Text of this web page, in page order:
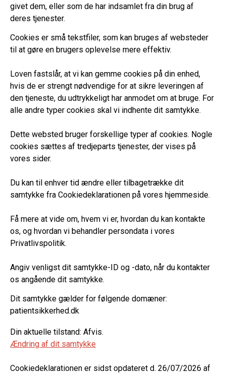
givet dem, eller som de har indsamlet fra din brug af
deres tjenester.
Cookies er små tekstfiler, som kan bruges af websteder
til at gøre en brugers oplevelse mere effektiv.
Loven fastslår, at vi kan gemme cookies på din enhed,
hvis de er strengt nødvendige for at sikre leveringen af
den tjeneste, du udtrykkeligt har anmodet om at bruge. For
alle andre typer cookies skal vi indhente dit samtykke.
Dette websted bruger forskellige typer af cookies. Nogle
cookies sættes af tredjeparts tjenester, der vises på
vores sider.
Du kan til enhver tid ændre eller tilbagetrække dit
samtykke fra Cookiedeklarationen på vores hjemmeside.
Få mere at vide om, hvem vi er, hvordan du kan kontakte
os, og hvordan vi behandler persondata i vores
Privatlivspolitik.
Angiv venligst dit samtykke-ID og -dato, når du kontakter
os angående dit samtykke.
Dit samtykke gælder for følgende domæner:
patientsikkerhed.dk
Din aktuelle tilstand: Afvis.
Ændring af dit samtykke
Cookiedeklarationen er sidst opdateret d. 26/07/2026 af